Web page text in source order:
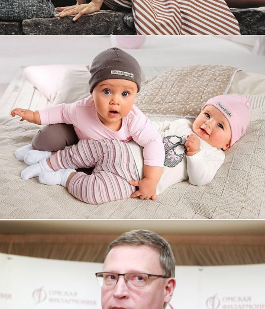
Увеличили выручку интернет-
магазину topdatop.ru на 25%!
Смотреть проект